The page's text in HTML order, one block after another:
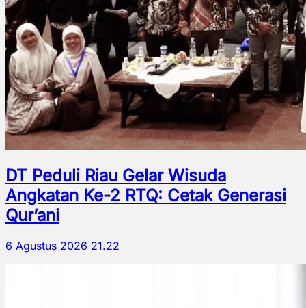
DT Peduli Riau Gelar Wisuda
Angkatan Ke-2 RTQ: Cetak Generasi
Qur’ani
6 Agustus 2026 21.22